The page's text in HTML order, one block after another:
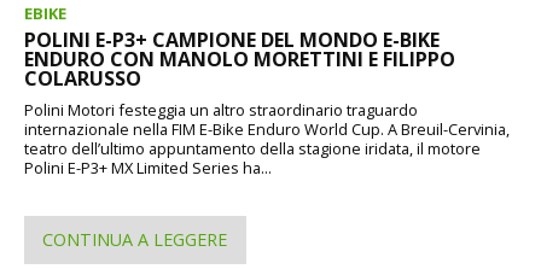
EBIKE
POLINI E-P3+ CAMPIONE DEL MONDO E-BIKE
ENDURO CON MANOLO MORETTINI E FILIPPO
COLARUSSO
Polini Motori festeggia un altro straordinario traguardo
internazionale nella FIM E-Bike Enduro World Cup. A Breuil-Cervinia,
teatro dell’ultimo appuntamento della stagione iridata, il motore
Polini E-P3+ MX Limited Series ha...
CONTINUA A LEGGERE